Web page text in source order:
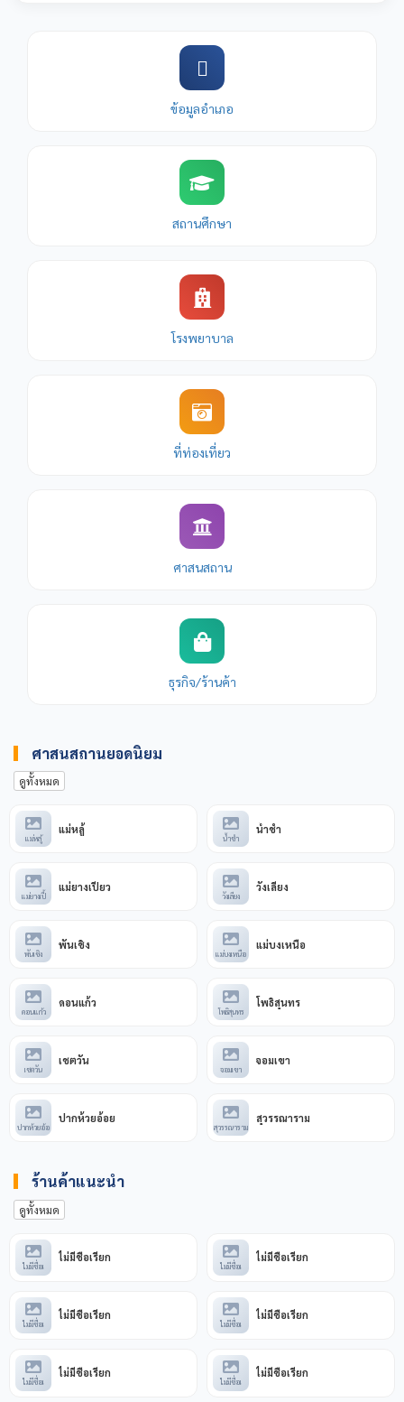
ข้อมูลอำเภอ
สถานศึกษา
โรงพยาบาล
ที่ท่องเที่ยว
ศาสนสถาน
ธุรกิจ/ร้านค้า
ศาสนสถานยอดนิยม
ดูทั้งหมด
แม่หลู้
แม่หลู้
น้ำชำ
น้ำชำ
แม่ยางเปี้
แม่ยางเปี้ยว
วังเลียง
วังเลียง
พันเชิง
พันเชิง
แม่บงเหนือ
แม่บงเหนือ
ดอนแก้ว
ดอนแก้ว
โพธิสุนทร
โพธิสุนทร
เชตวัน
เชตวัน
จอมเขา
จอมเขา
ปากห้วยอ้อ
ปากห้วยอ้อย
สุวรรณาราม
สุวรรณาราม
ร้านค้าแนะนำ
ดูทั้งหมด
ไม่มีชื่อเ
ไม่มีชื่อเรียก
ไม่มีชื่อเ
ไม่มีชื่อเรียก
ไม่มีชื่อเ
ไม่มีชื่อเรียก
ไม่มีชื่อเ
ไม่มีชื่อเรียก
ไม่มีชื่อเ
ไม่มีชื่อเรียก
ไม่มีชื่อเ
ไม่มีชื่อเรียก